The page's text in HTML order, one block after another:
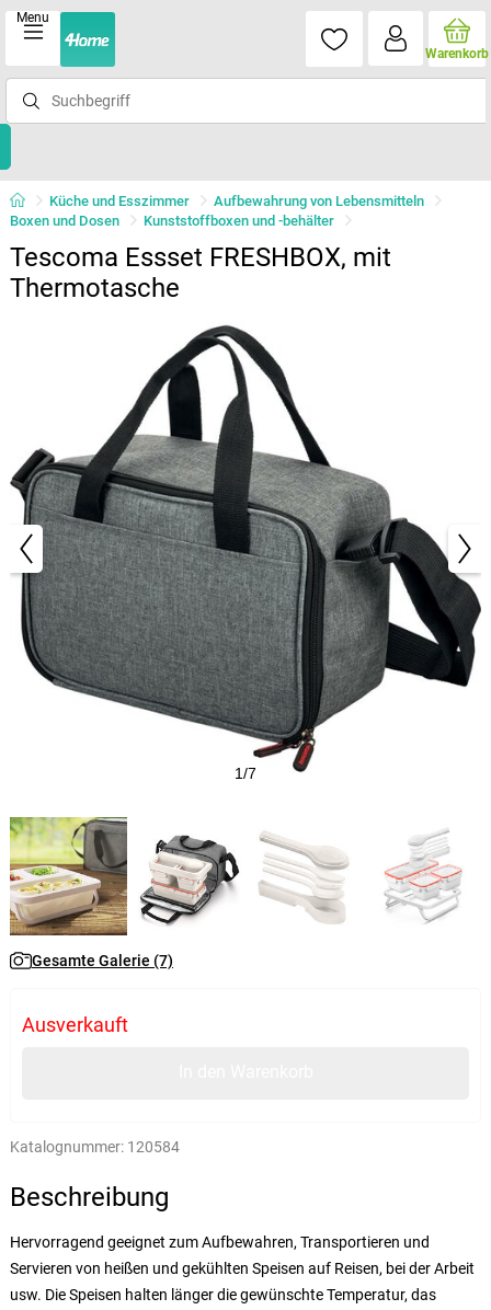
Menu
Warenkorb
Küche und Esszimmer
Aufbewahrung von Lebensmitteln
Boxen und Dosen
Kunststoffboxen und -behälter
Tescoma Essset FRESHBOX, mit
Thermotasche
1/7
Gesamte Galerie (7)
Ausverkauft
Katalognummer: 120584
Beschreibung
Hervorragend geeignet zum Aufbewahren, Transportieren und
Servieren von heißen und gekühlten Speisen auf Reisen, bei der Arbeit
usw. Die Speisen halten länger die gewünschte Temperatur, das